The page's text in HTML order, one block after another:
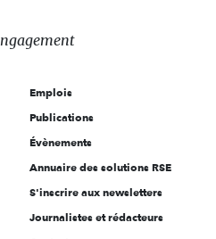
Emplois
Publications
Évènements
Annuaire des solutions RSE
S'inscrire aux newsletters
Journalistes et rédacteurs